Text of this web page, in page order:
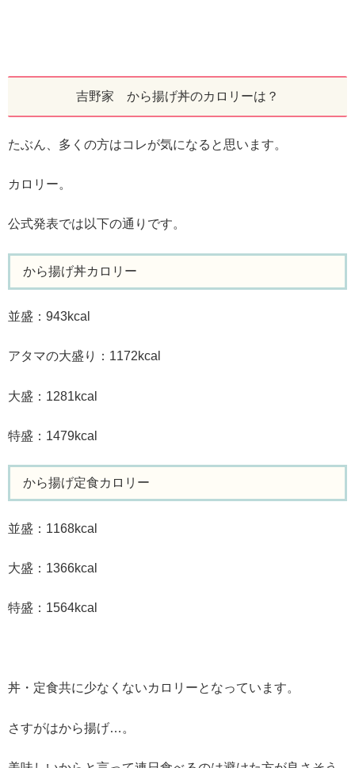
吉野家 から揚げ丼のカロリーは？
たぶん、多くの方はコレが気になると思います。
カロリー。
公式発表では以下の通りです。
から揚げ丼カロリー
並盛：943kcal
アタマの大盛り： 1172kcal
大盛：1281kcal
特盛：1479kcal
から揚げ定食カロリー
並盛：1168kcal
大盛：1366kcal
特盛：1564kcal
丼・定食共に少なくないカロリーとなっています。
さすがはから揚げ…。